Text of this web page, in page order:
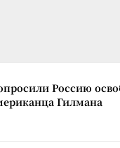
Россию
Гилмана